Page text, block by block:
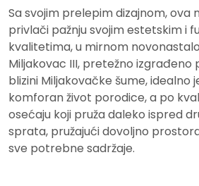
Sa svojim prelepim dizajnom, ova
privlači pažnju svojim estetskim i
kvalitetima, u mirnom
Miljakovac III, pretežno
blizini Miljakovačke šume, idealno
komforan život porodice, a po
osećaju koji pruža daleko ispred
sprata, pružajući dovoljno
sve potrebne sadržaje.